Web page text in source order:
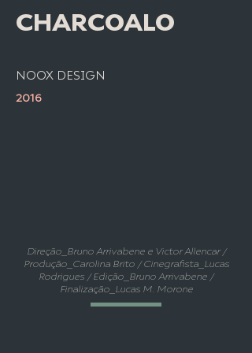
CHARCOALO
NOOX DESIGN
2016
Direção_Bruno Arrivabene e Victor Allencar /
Produção_Carolina Brito / Cinegrafista_Lucas
Rodrigues / Edição_Bruno Arrivabene /
Finalização_Lucas M. Morone